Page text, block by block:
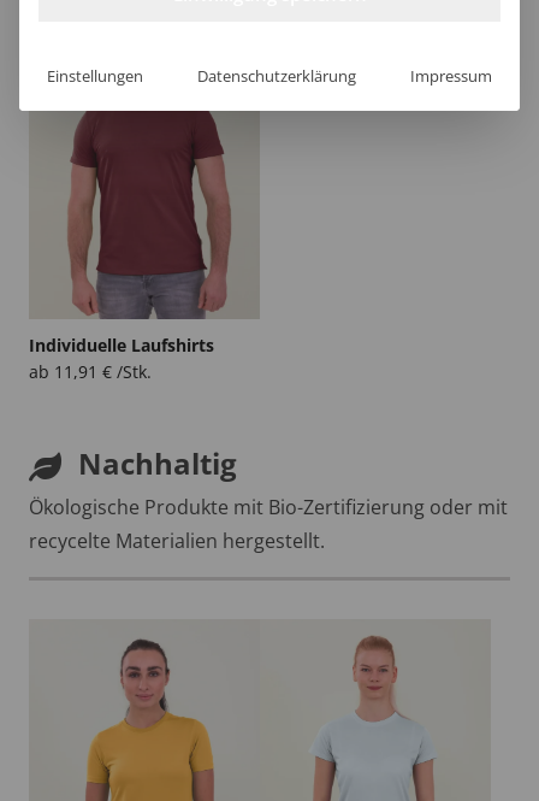
Individuelle Laufshirts
ab 11,91 € /Stk.
Nachhaltig
Ökologische Produkte mit Bio-Zertifizierung oder mit
recycelte Materialien hergestellt.
Einstellungen Datenschutzerklärung Impressum